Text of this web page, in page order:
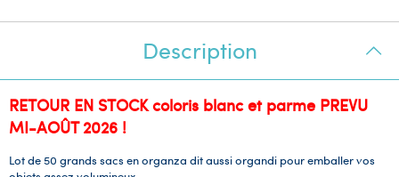
Description
RETOUR EN STOCK coloris blanc et parme PREVU
MI-AOÛT 2026 !
Lot de 50 grands sacs en organza dit aussi organdi pour emballer vos